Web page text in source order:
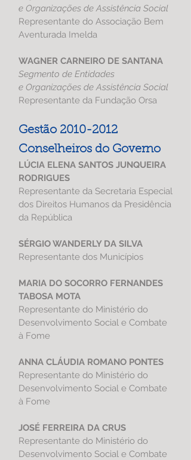
e Organizações de Assistência Social
Representante do Associação Bem
Aventurada Imelda
WAGNER CARNEIRO DE SANTANA
Segmento de Entidades
e Organizações de Assistência Social
Representante da Fundação Orsa
Gestão 2010-2012
Conselheiros do Governo
LÚCIA ELENA SANTOS JUNQUEIRA
RODRIGUES
Representante da Secretaria Especial
dos Direitos Humanos da Presidência
da República
SÉRGIO WANDERLY DA SILVA
Representante dos Municípios
MARIA DO SOCORRO FERNANDES
TABOSA MOTA
Representante do Ministério do
Desenvolvimento Social e Combate
à Fome
ANNA CLÁUDIA ROMANO PONTES
Representante do Ministério do
Desenvolvimento Social e Combate
à Fome
JOSÉ FERREIRA DA CRUS
Representante do Ministério do
Desenvolvimento Social e Combate